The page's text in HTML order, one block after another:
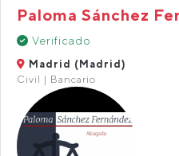
Paloma Sánchez
Verificado
Madrid (Madrid)
Civil | Bancario